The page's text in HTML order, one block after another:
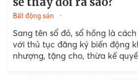
Bất động sản
Sang tên sổ đỏ, sổ hồng là
với thủ tục đăng ký biến động
nhượng, tặng cho, thừa kế